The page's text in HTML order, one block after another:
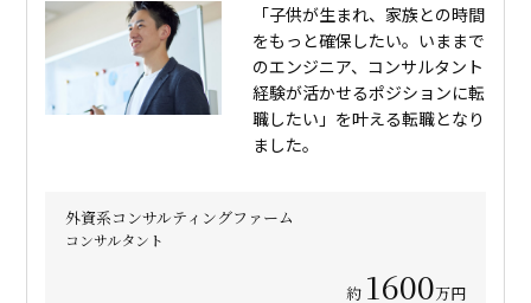
「子供が生まれ、家族との時間
をもっと確保したい。いままで
のエンジニア、コンサルタント
経験が活かせるポジションに転
職したい」を叶える転職となり
ました。
外資系コンサルティングファーム
コンサルタント
約 1600万円